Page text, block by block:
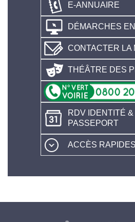
E-ANNUAIRE
DÉMARCHES
CONTACTER LA
THÉÂTRE DES
RDV IDENTITÉ &
PASSEPORT
ACCÈS RAPIDES